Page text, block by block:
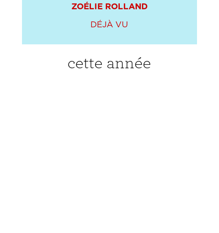
ZOÉLIE ROLLAND
DÉJÀ VU
cette année